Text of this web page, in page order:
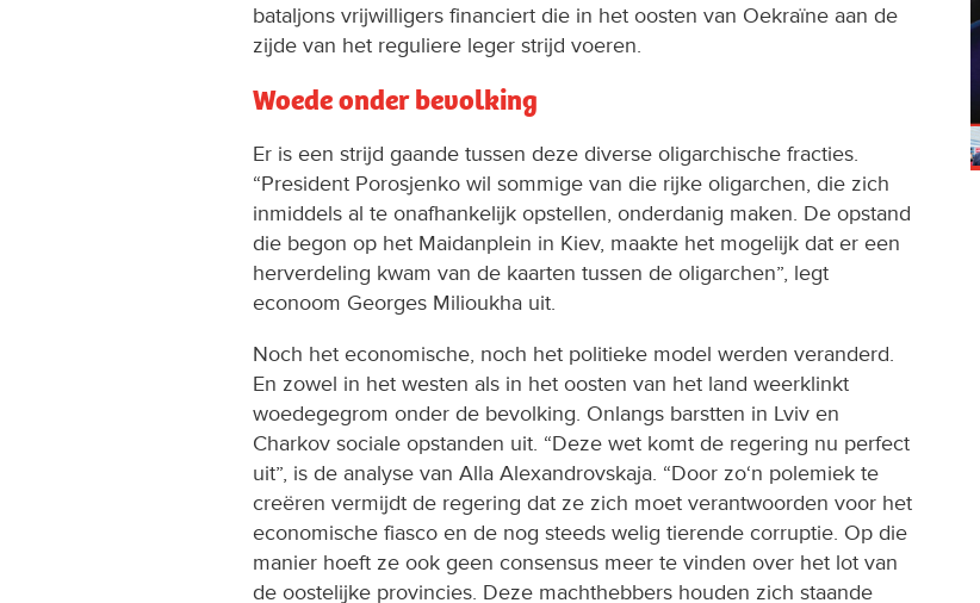
bataljons vrijwilligers financiert die in het oosten van Oekraïne aan de
zijde van het reguliere leger strijd voeren.
Woede onder bevolking
Er is een strijd gaande tussen deze diverse oligarchische fracties.
“President Porosjenko wil sommige van die rijke oligarchen, die zich
inmiddels al te onafhankelijk opstellen, onderdanig maken. De opstand
die begon op het Maidanplein in Kiev, maakte het mogelijk dat er een
herverdeling kwam van de kaarten tussen de oligarchen”, legt
econoom Georges Milioukha uit.
Noch het economische, noch het politieke model werden veranderd.
En zowel in het westen als in het oosten van het land weerklinkt
woedegegrom onder de bevolking. Onlangs barstten in Lviv en
Charkov sociale opstanden uit. “Deze wet komt de regering nu perfect
uit”, is de analyse van Alla Alexandrovskaja. “Door zo‘n polemiek te
creëren vermijdt de regering dat ze zich moet verantwoorden voor het
economische fiasco en de nog steeds welig tierende corruptie. Op die
manier hoeft ze ook geen consensus meer te vinden over het lot van
de oostelijke provincies. Deze machthebbers houden zich staande